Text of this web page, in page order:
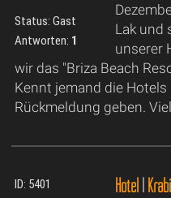
Status: Gast
Antworten: 1
Lak und
unserer
wir das "Briza Beach
Kennt jemand die
Rückmeldung geben.
ID: 5401 Hotel|Krabi